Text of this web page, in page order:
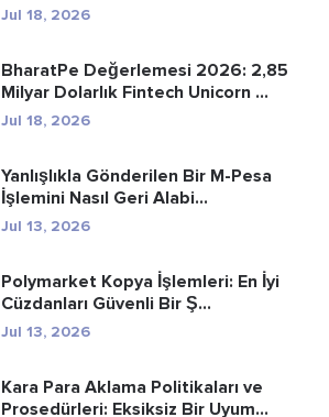
Jul 18, 2026
BharatPe Değerlemesi 2026: 2,85
Milyar Dolarlık Fintech Unicorn ...
Jul 18, 2026
Yanlışlıkla Gönderilen Bir M-Pesa
İşlemini Nasıl Geri Alabi...
Jul 13, 2026
Polymarket Kopya İşlemleri: En İyi
Cüzdanları Güvenli Bir Ş...
Jul 13, 2026
Kara Para Aklama Politikaları ve
Prosedürleri: Eksiksiz Bir Uyum...